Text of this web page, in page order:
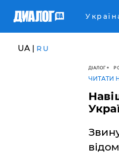
UA | RU
ДІАЛОГ
ЧИТАТИ